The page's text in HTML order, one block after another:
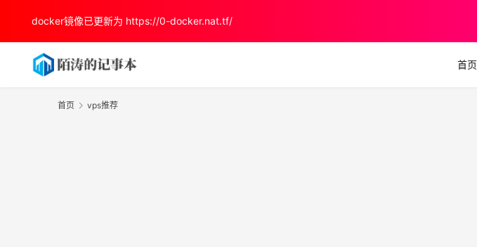
docker镜像已更新为 https://0-docker.nat.tf/
首页
首页 vps推荐